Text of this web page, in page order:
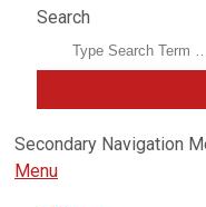
Search
Secondary Navigation
Menu